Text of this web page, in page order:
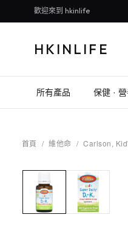
歡迎來到 hkinlife
HKINLIFE
所有產品 保健 ·
首頁 / 維他命 / Carlson,